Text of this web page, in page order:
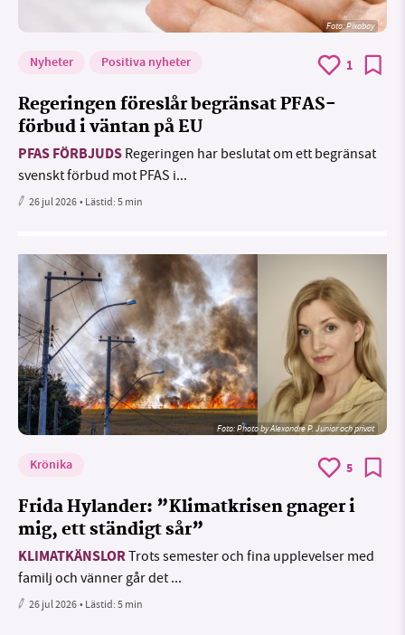
Foto:Pixabay
Nyheter Positiva nyheter 1
Regeringen föreslår begränsat PFAS-
förbud i väntan på EU
PFAS FÖRBJUDS Regeringen har beslutat om ett begränsat
svenskt förbud mot PFAS i...
26 jul 2026• Lästid:5 min
Foto:Photo by Alexandre P. Junior och privat
Krönika 5
Frida Hylander: ”Klimatkrisen gnager i
mig, ett ständigt sår”
KLIMATKÄNSLORTrots semester och fina upplevelser med
familj och vänner går det ...
26 jul 2026• Lästid:5 min